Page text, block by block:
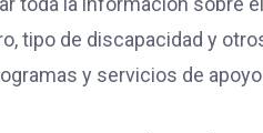
tipo de discapacidad y
y servicios de